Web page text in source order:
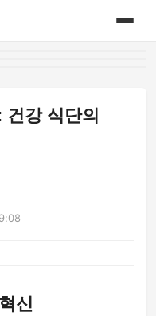
강 식단의
신